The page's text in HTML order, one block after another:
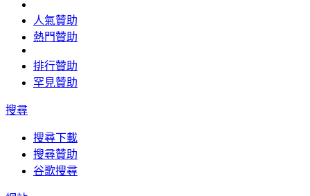
人氣贊助
熱門贊助
排行贊助
罕見贊助
搜尋
搜尋下載
搜尋贊助
谷歌搜尋